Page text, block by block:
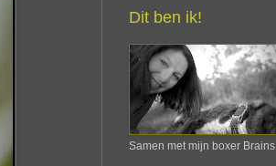
Dit ben ik!
Samen met mijn boxer Brains